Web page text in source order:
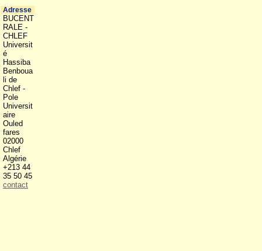
Adresse
BUCENT
RALE -
CHLEF
Universit
é
Hassiba
Benboua
li de
Chlef -
Pole
Universit
aire
Ouled
fares
02000
Chlef
Algérie
+213 44
35 50 45
contact